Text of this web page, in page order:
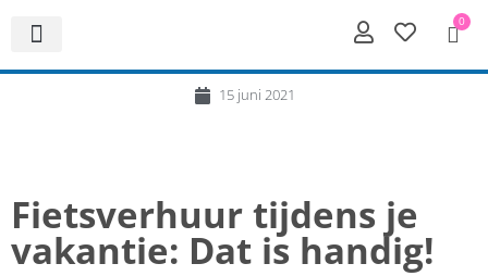
0
15 juni 2021
Fietsverhuur tijdens je
vakantie: Dat is handig!